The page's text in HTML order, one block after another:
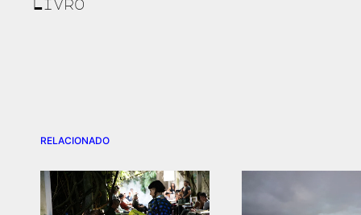
Livro
RELACIONADO